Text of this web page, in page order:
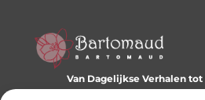
Van Dagelijkse Verhalen
Ontdek een wereld vol diverse